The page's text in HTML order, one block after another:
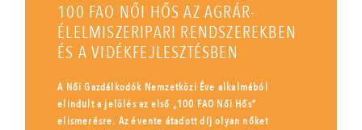
100 FAO NŐI HŐS AZ AGRÁR-
ÉLELMISZERIPARI RENDSZEREKBEN
ÉS A VIDÉKFEJLESZTÉSBEN
A Női Gazdálkodók Nemzetközi Éve alkalmából
elindult a jelölés az első „100 FAO Női Hős”
elismerésre. Az évente átadott díj olyan nőket